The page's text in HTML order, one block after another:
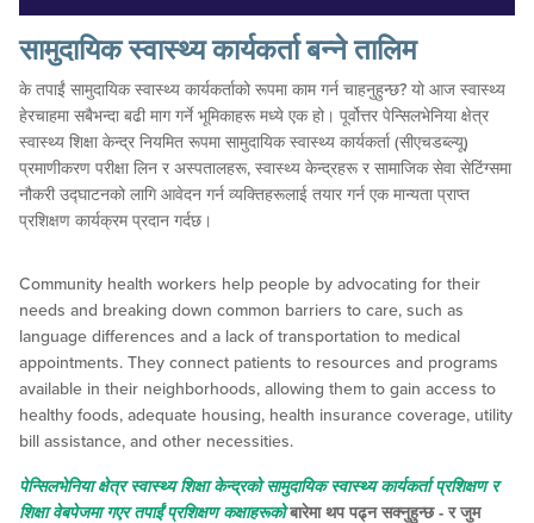
सामुदायिक स्वास्थ्य कार्यकर्ता बन्ने तालिम
के तपाईं सामुदायिक स्वास्थ्य कार्यकर्ताको रूपमा काम गर्न चाहनुहुन्छ? यो आज स्वास्थ्य
हेरचाहमा सबैभन्दा बढी माग गर्ने भूमिकाहरू मध्ये एक हो। पूर्वोत्तर पेन्सिलभेनिया क्षेत्र
स्वास्थ्य शिक्षा केन्द्र नियमित रूपमा सामुदायिक स्वास्थ्य कार्यकर्ता (सीएचडब्ल्यू)
प्रमाणीकरण परीक्षा लिन र अस्पतालहरू, स्वास्थ्य केन्द्रहरू र सामाजिक सेवा सेटिंग्समा
नौकरी उद्घाटनको लागि आवेदन गर्न व्यक्तिहरूलाई तयार गर्न एक मान्यता प्राप्त
प्रशिक्षण कार्यक्रम प्रदान गर्दछ।
Community health workers help people by advocating for their
needs and breaking down common barriers to care, such as
language differences and a lack of transportation to medical
appointments. They connect patients to resources and programs
available in their neighborhoods, allowing them to gain access to
healthy foods, adequate housing, health insurance coverage, utility
bill assistance, and other necessities.
पेन्सिलभेनिया क्षेत्र स्वास्थ्य शिक्षा केन्द्रको सामुदायिक स्वास्थ्य कार्यकर्ता प्रशिक्षण र
शिक्षा वेबपेजमा गएर तपाईं प्रशिक्षण कक्षाहरूकोबारेमा थप पढ्न सक्नुहुन्छ - र जुम